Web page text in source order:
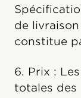
de
constitue
6. Prix :
totales des